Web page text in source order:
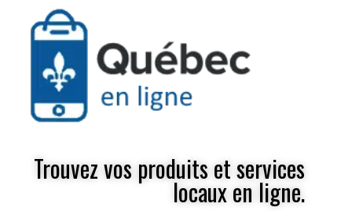
Trouvez vos produits et services
locaux en ligne.